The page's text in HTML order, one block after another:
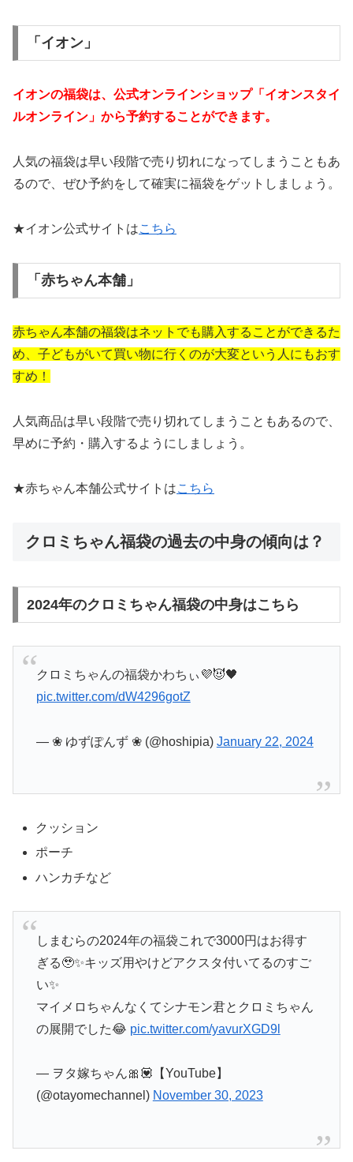
「イオン」
イオンの福袋は、公式オンラインショップ「イオンスタイ
ルオンライン」から予約することができます。
人気の福袋は早い段階で売り切れになってしまうこともあ
るので、ぜひ予約をして確実に福袋をゲットしましょう。
★イオン公式サイトはこちら
「赤ちゃん本舗」
赤ちゃん本舗の福袋はネットでも購入することができるた
め、子どもがいて買い物に行くのが大変という人にもおす
すめ！
人気商品は早い段階で売り切れてしまうこともあるので、
早めに予約・購入するようにしましょう。
★赤ちゃん本舗公式サイトはこちら
クロミちゃん福袋の過去の中身の傾向は？
2024年のクロミちゃん福袋の中身はこちら
クロミちゃんの福袋かわちぃ💜😈🖤
pic.twitter.com/dW4296gotZ
— ❀ ゆずぽんず ❀ (@hoshipia) January 22, 2024
クッション
ポーチ
ハンカチなど
しまむらの2024年の福袋これで3000円はお得す
ぎる🥹✨キッズ用やけどアクスタ付いてるのすご
い✨
マイメロちゃんなくてシナモン君とクロミちゃん
の展開でした😂 pic.twitter.com/yavurXGD9l
— ヲタ嫁ちゃん🎀💟【YouTube】
(@otayomechannel) November 30, 2023